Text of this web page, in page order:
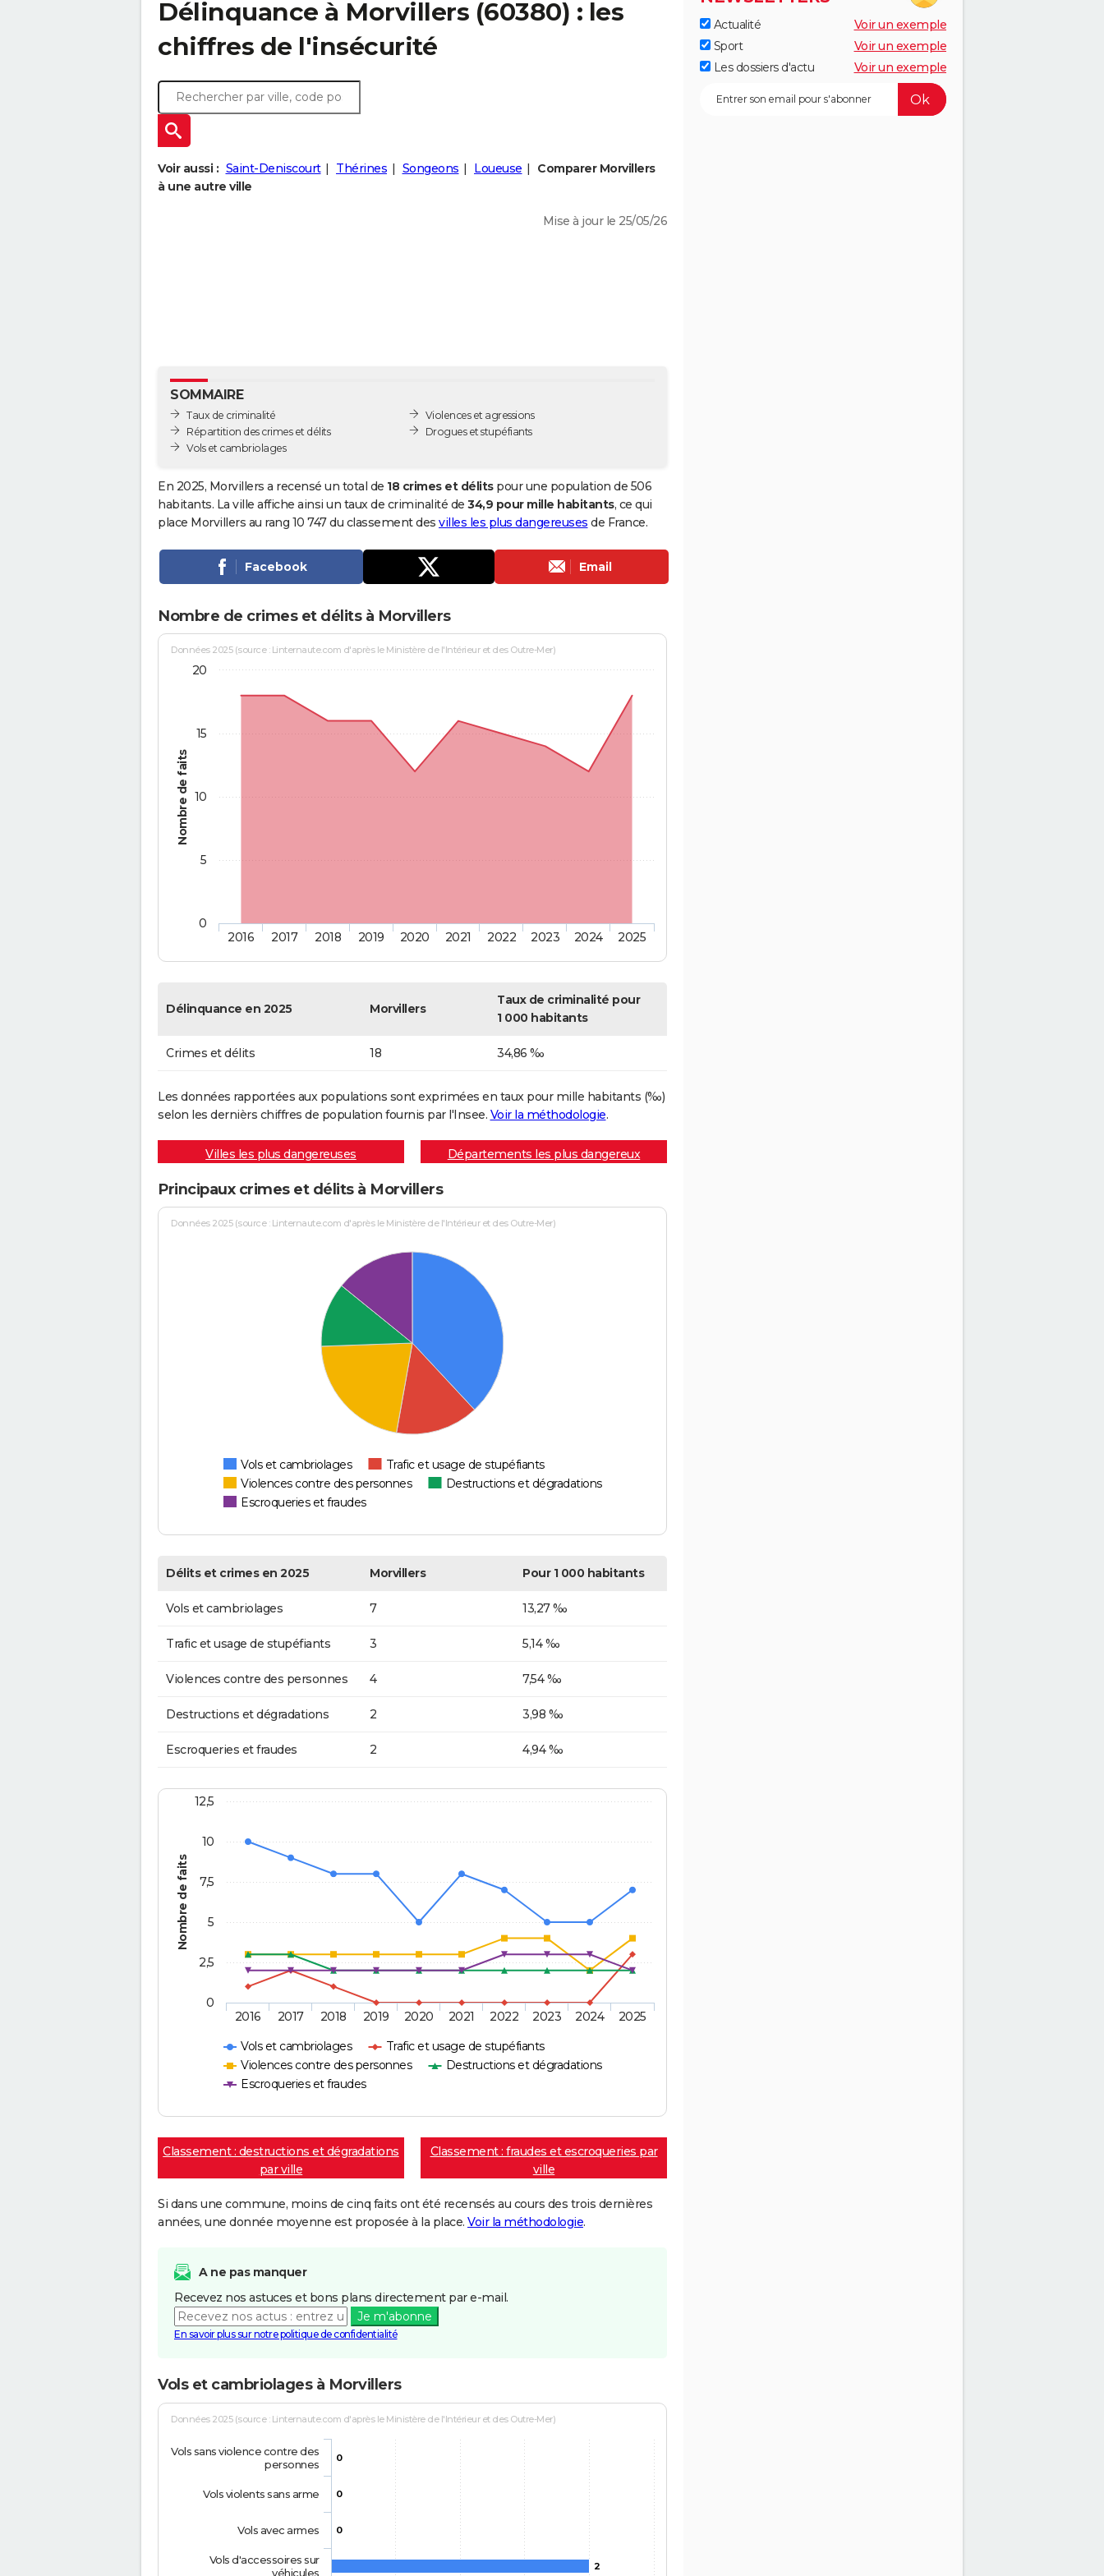
Délinquance à Morvillers (60380) : les
chiffres de l'insécurité
Voir aussi : Saint-Deniscourt Thérines Songeons Loueuse
Comparer Morvillers
à une autre ville
Mise à jour le 25/05/26
SOMMAIRE
Taux de criminalité
Répartition des crimes et délits
Vols et cambriolages
Violences et agressions
Drogues et stupéfiants
En 2025, Morvillers a recensé un total de 18 crimes et délitspour une population de 506
habitants. La ville affiche ainsi un taux de criminalité de 34,9 pour mille habitants, ce qui
place Morvillers au rang 10 747 du classement des villes les plus dangereuses de France.
Facebook Email
Nombre de crimes et délits à Morvillers
Nombre de faits
Données 2025 (source : Linternaute.com d'après le Ministère de l'Intérieur et des Outre-Mer)
2016 2017 2018 2019 2020 2021 2022 2023 2024 2025
0
5
10
15
20
Délinquance en 2025 Morvillers
Taux de criminalité pour
1 000 habitants
Crimes et délits 18 34,86 ‰
Les données rapportées aux populations sont exprimées en taux pour mille habitants (‰)
selon les dernièrs chiffres de population fournis par l'Insee. Voir la méthodologie.
Villes les plus dangereuses Départements les plus dangereux
Principaux crimes et délits à Morvillers
Données 2025 (source : Linternaute.com d'après le Ministère de l'Intérieur et des Outre-Mer)
Vols et cambriolages
Trafic et usage de stupéfiants
Violences contre des personnes
Destructions et dégradations
Escroqueries et fraudes
Délits et crimes en 2025 Morvillers Pour 1 000 habitants
Vols et cambriolages 7 13,27 ‰
Trafic et usage de stupéfiants 3 5,14 ‰
Violences contre des personnes 4 7,54 ‰
Destructions et dégradations 2 3,98 ‰
Escroqueries et fraudes 2 4,94 ‰
Nombre de faits
Vols et cambriolages
Trafic et usage de stupéfiants
Violences contre des personnes
Destructions et dégradations
Escroqueries et fraudes
2016 2017 2018 2019 2020 2021 2022 2023 2024 2025
0
2,5
5
7,5
10
12,5
Classement : destructions et dégradations
par ville
Classement : fraudes et escroqueries par
ville
Si dans une commune, moins de cinq faits ont été recensés au cours des trois dernières
années, une donnée moyenne est proposée à la place. Voir la méthodologie.
A ne pas manquer
Recevez nos astuces et bons plans directement par e-mail.
Je m'abonne
En savoir plus sur notre politique de confidentialité
Vols et cambriolages à Morvillers
Données 2025 (source : Linternaute.com d'après le Ministère de l'Intérieur et des Outre-Mer)
0
0
0
2
Vols sans violence contre des
personnes
Vols violents sans arme
Vols avec armes
Vols d'accessoires sur
véhicules
Actualité
Voir un exemple
Sport
Voir un exemple
Les dossiers d'actu
Voir un exemple